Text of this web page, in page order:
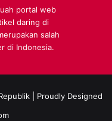
portal web
daring di
salah
di Indonesia.
| Proudly Designed